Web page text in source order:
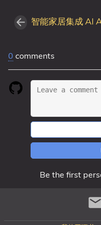
0 comments
Be the first